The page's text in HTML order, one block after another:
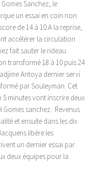
Sanchez, le
un essai en coin non
de 14 à 10.A la reprise,
accélérer la circulation
fait sauter le rideau
transformé 18 à 10 puis 24
Antoya dernier servi
par Souleyman. Cet
5 minutes vont inscrire deux
Gomes sanchez. Revenus
et ensuite dans les dix
libère les
un dernier essai par
deux équipes pour la